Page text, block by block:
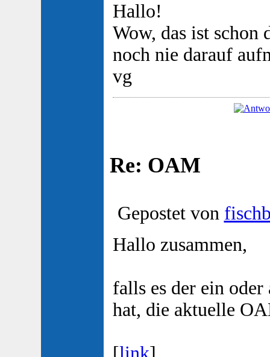
Hallo!
Wow, das ist schon
noch nie darauf
vg
Re: OAM
Gepostet von
Hallo zusammen,
falls es der ein
hat, die aktuelle